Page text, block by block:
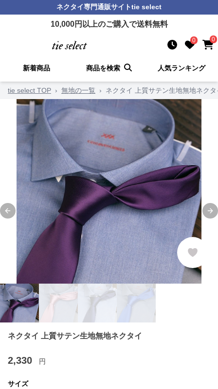
ネクタイ専門通販サイトtie select
10,000円以上のご購入で送料無料
0 0
新着商品 商品を検索 人気ランキング
tie select TOP › 無地の一覧 › ネクタイ 上質サテン生地無地ネクタ
Previous slide
ネクタイ 上質サテン生地無地ネクタイ
2,330 円
サイズ